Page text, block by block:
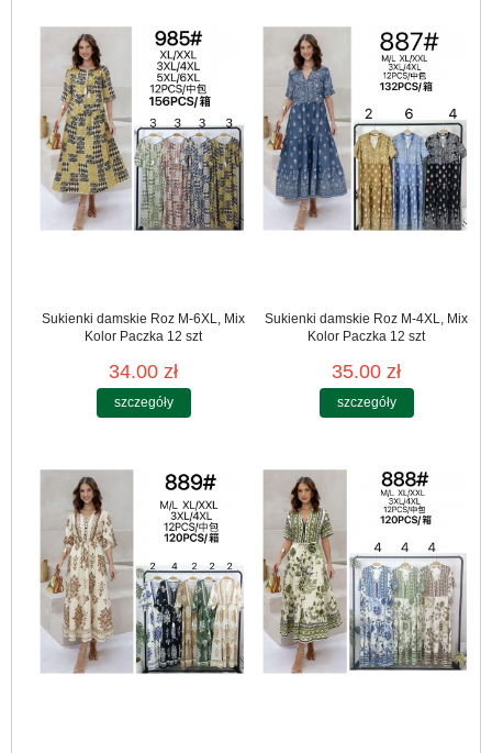
Sukienki damskie Roz M-6XL, Mix
Kolor Paczka 12 szt
34.00 zł
szczegóły
Sukienki damskie Roz M-4XL, Mix
Kolor Paczka 12 szt
35.00 zł
szczegóły